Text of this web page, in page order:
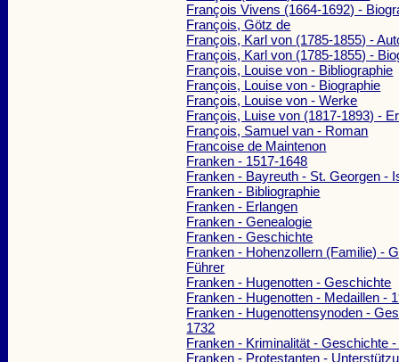
François Vivens (1664-1692) -
François, Götz de
François, Karl von (1785-1855) -
François, Karl von (1785-1855) -
François, Louise von - Bibliographie
François, Louise von - Biographie
François, Louise von - Werke
François, Luise von (1817-1893) -
François, Samuel van - Roman
Francoise de Maintenon
Franken - 1517-1648
Franken - Bayreuth - St. Georgen -
Franken - Bibliographie
Franken - Erlangen
Franken - Genealogie
Franken - Geschichte
Franken - Hohenzollern (Familie) -
Führer
Franken - Hugenotten - Geschichte
Franken - Hugenotten - Medaillen -
Franken - Hugenottensynoden -
1732
Franken - Kriminalität - Geschichte
Franken - Protestanten -